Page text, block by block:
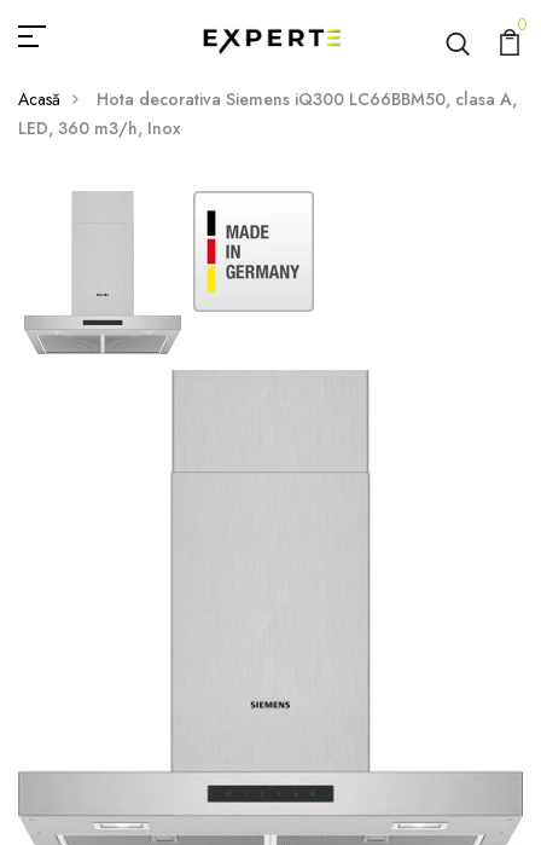
0
Acasă
Hota decorativa Siemens iQ300 LC66BBM50, clasa A,
LED, 360 m3/h, Inox